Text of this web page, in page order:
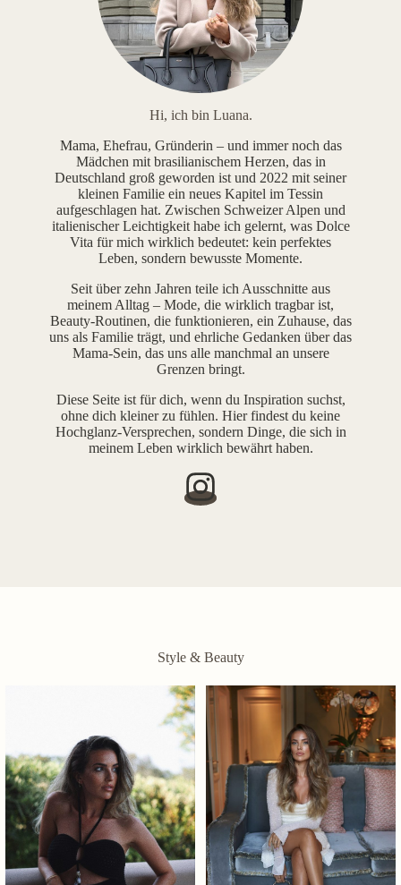
Hi, ich bin Luana.
Mama, Ehefrau, Gründerin – und immer noch das
Mädchen mit brasilianischem Herzen, das in
Deutschland groß geworden ist und 2022 mit seiner
kleinen Familie ein neues Kapitel im Tessin
aufgeschlagen hat. Zwischen Schweizer Alpen und
italienischer Leichtigkeit habe ich gelernt, was Dolce
Vita für mich wirklich bedeutet: kein perfektes
Leben, sondern bewusste Momente.
Seit über zehn Jahren teile ich Ausschnitte aus
meinem Alltag – Mode, die wirklich tragbar ist,
Beauty-Routinen, die funktionieren, ein Zuhause, das
uns als Familie trägt, und ehrliche Gedanken über das
Mama-Sein, das uns alle manchmal an unsere
Grenzen bringt.
Diese Seite ist für dich, wenn du Inspiration suchst,
ohne dich kleiner zu fühlen. Hier findest du keine
Hochglanz-Versprechen, sondern Dinge, die sich in
meinem Leben wirklich bewährt haben.
Style & Beauty